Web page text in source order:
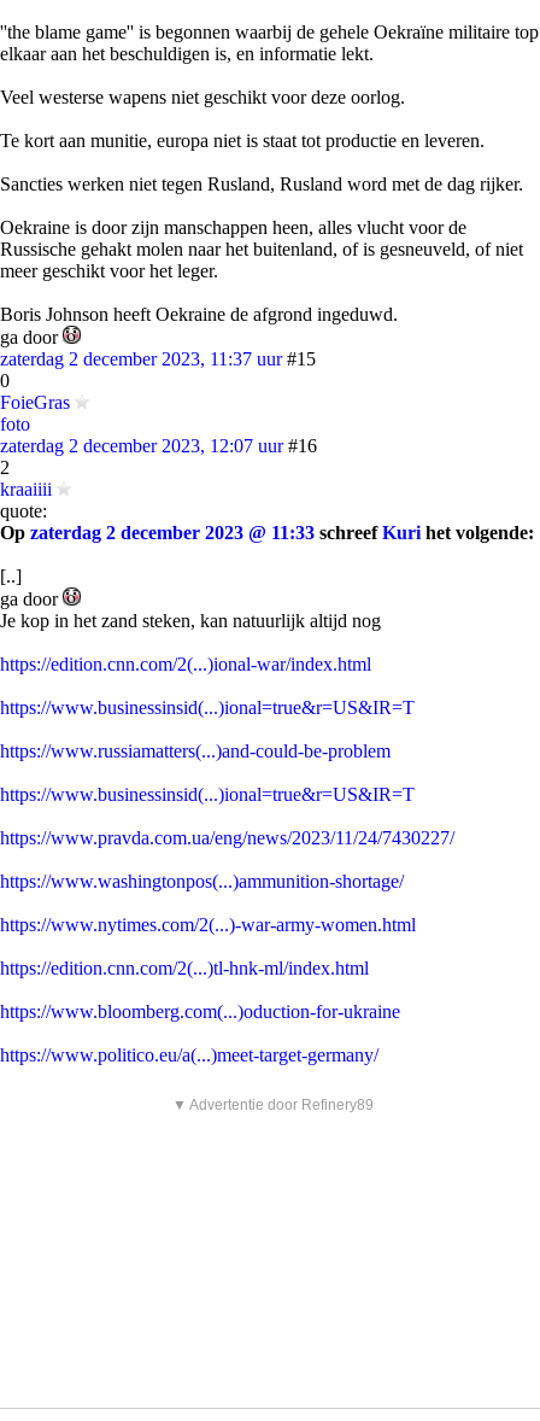
''the blame game'' is begonnen waarbij de gehele Oekraïne militaire top
elkaar aan het beschuldigen is, en informatie lekt.
Veel westerse wapens niet geschikt voor deze oorlog.
Te kort aan munitie, europa niet is staat tot productie en leveren.
Sancties werken niet tegen Rusland, Rusland word met de dag rijker.
Oekraine is door zijn manschappen heen, alles vlucht voor de
Russische gehakt molen naar het buitenland, of is gesneuveld, of niet
meer geschikt voor het leger.
Boris Johnson heeft Oekraine de afgrond ingeduwd.
ga door
zaterdag 2 december 2023, 11:37 uur #15
0
FoieGras
foto
zaterdag 2 december 2023, 12:07 uur #16
2
kraaiiii
quote:
Op zaterdag 2 december 2023 @ 11:33 schreefKuri het volgende:
[..]
ga door
Je kop in het zand steken, kan natuurlijk altijd nog
https://edition.cnn.com/2(...)ional-war/index.html
https://www.businessinsid(...)ional=true&r=US&IR=T
https://www.russiamatters(...)and-could-be-problem
https://www.businessinsid(...)ional=true&r=US&IR=T
https://www.pravda.com.ua/eng/news/2023/11/24/7430227/
https://www.washingtonpos(...)ammunition-shortage/
https://www.nytimes.com/2(...)-war-army-women.html
https://edition.cnn.com/2(...)tl-hnk-ml/index.html
https://www.bloomberg.com(...)oduction-for-ukraine
https://www.politico.eu/a(...)meet-target-germany/
▼ Advertentie door Refinery89